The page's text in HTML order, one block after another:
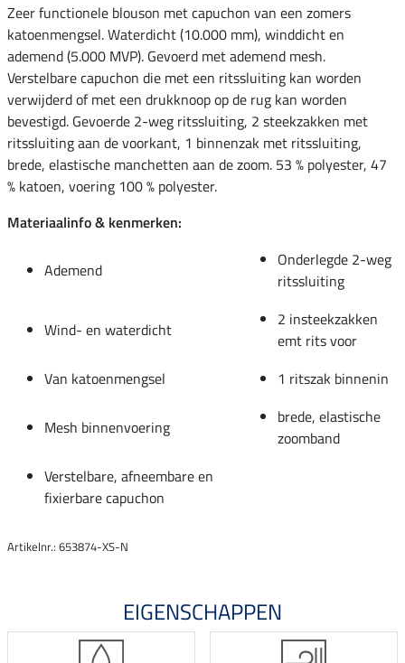
Zeer functionele blouson met capuchon van een zomers
katoenmengsel. Waterdicht (10.000 mm), winddicht en
ademend (5.000 MVP). Gevoerd met ademend mesh.
Verstelbare capuchon die met een ritssluiting kan worden
verwijderd of met een drukknoop op de rug kan worden
bevestigd. Gevoerde 2-weg ritssluiting, 2 steekzakken met
ritssluiting aan de voorkant, 1 binnenzak met ritssluiting,
brede, elastische manchetten aan de zoom. 53 % polyester, 47
% katoen, voering 100 % polyester.
Materiaalinfo & kenmerken:
Ademend
Onderlegde 2-weg
ritssluiting
Wind- en waterdicht
2 insteekzakken
emt rits voor
Van katoenmengsel
1 ritszak binnenin
Mesh binnenvoering
brede, elastische
zoomband
Verstelbare, afneembare en
fixierbare capuchon
Artikelnr.: 653874-XS-N
EIGENSCHAPPEN